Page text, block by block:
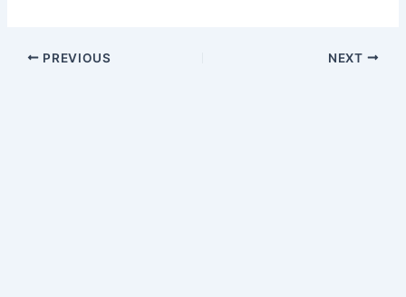
PREVIOUS NEXT